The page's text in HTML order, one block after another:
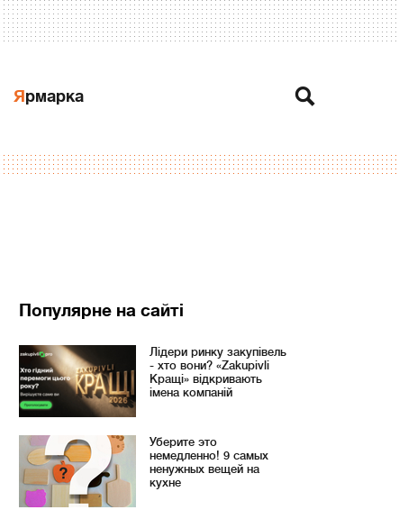
Ярмарка
Популярне на сайті
Лідери ринку закупівель
- хто вони? «Zakupivli
Кращі» відкривають
імена компаній
Уберите это
немедленно! 9 самых
ненужных вещей на
кухне